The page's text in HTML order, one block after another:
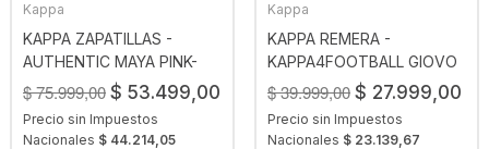
Kappa
KAPPA ZAPATILLAS -
AUTHENTIC MAYA PINK-
PINK DUSTY
$ 75.999,00 $ 53.499,00
Precio sin Impuestos
Nacionales $ 44.214,05
Kappa
KAPPA REMERA -
KAPPA4FOOTBALL GIOVO
BLACK
$ 39.999,00 $ 27.999,00
Precio sin Impuestos
Nacionales $ 23.139,67